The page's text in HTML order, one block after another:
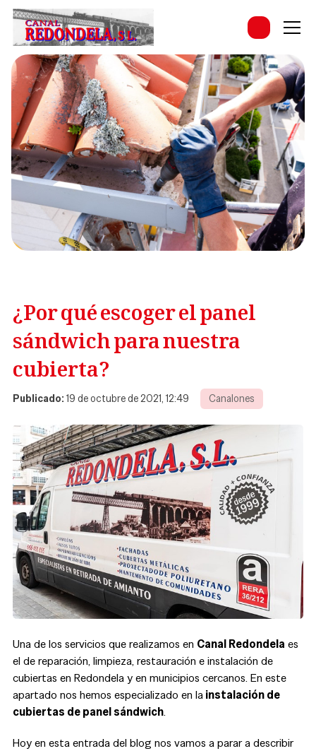
¿Por qué escoger el panel
sándwich para nuestra
cubierta?
Publicado: 19 de octubre de 2021, 12:49 Canalones
Una de los servicios que realizamos en Canal Redondela es
el de reparación, limpieza, restauración e instalación de
cubiertas en Redondela y en municipios cercanos. En este
apartado nos hemos especializado en lainstalación de
cubiertas de panel sándwich.
Hoy en esta entrada del blog nos vamos a parar a describir